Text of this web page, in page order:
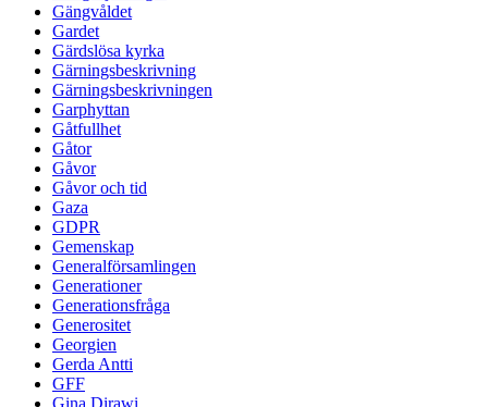
Gängvåldet
Gardet
Gärdslösa kyrka
Gärningsbeskrivning
Gärningsbeskrivningen
Garphyttan
Gåtfullhet
Gåtor
Gåvor
Gåvor och tid
Gaza
GDPR
Gemenskap
Generalförsamlingen
Generationer
Generationsfråga
Generositet
Georgien
Gerda Antti
GFF
Gina Dirawi